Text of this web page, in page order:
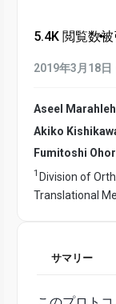
5.4K 閲覧数•被
2019年3月18日
Aseel Marahleh
Akiko
Fumitoshi
1 Division of
Translational
サマリー